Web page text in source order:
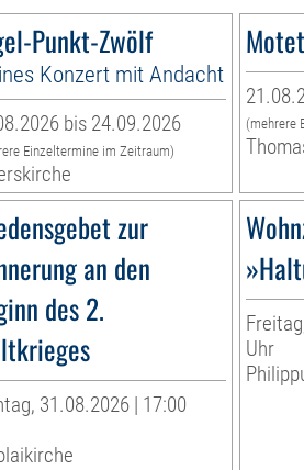
Punkt-Zwölf
Konzert mit Andacht
bis 24.09.2026
Einzeltermine im Zeitraum)
(mehrere
zur
an den
des 2.
31.08.2026 | 17:00
Uhr